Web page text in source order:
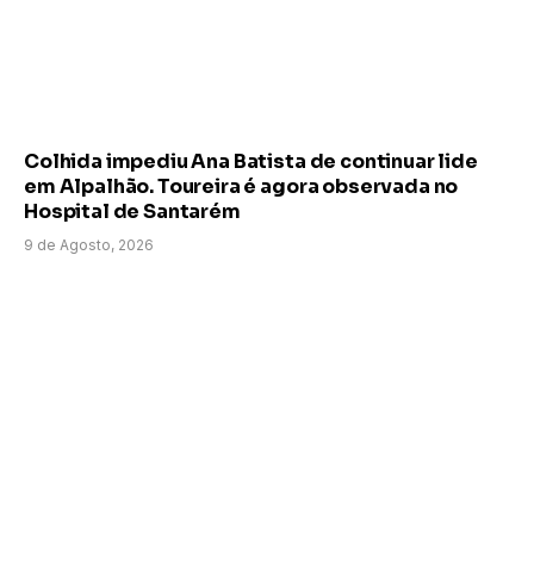
Colhida impediu Ana Batista de continuar lide
em Alpalhão. Toureira é agora observada no
Hospital de Santarém
9 de Agosto, 2026